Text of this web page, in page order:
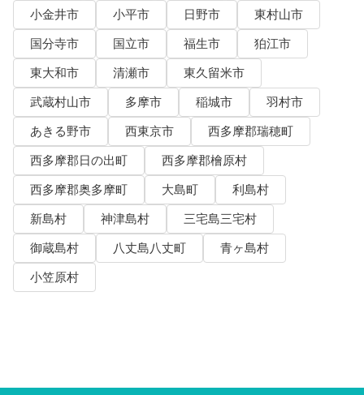
小金井市
小平市 日野市
東村山市
国分寺市
国立市 福生市
狛江市
東大和市
清瀬市
東久留米市
武蔵村山市
多摩市 稲城市
羽村市
あきる野市
西東京市
西多摩郡瑞穂町
西多摩郡日の出町
西多摩郡檜原村
西多摩郡奥多摩町
大島町
利島村
新島村
神津島村
三宅島三宅村
御蔵島村
八丈島八丈町
青ヶ島村
小笠原村